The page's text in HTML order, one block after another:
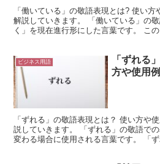
「働いている」の敬語表現とは? 使い
解説していきます。 「働いている」の
く」を現在進行形にした言葉です。 こ
ビジネス用語
「ずれる
方や使用
「ずれる」の敬語表現とは？ 使い方や
説していきます。 「ずれる」の敬語で
変わる場合に使用される言葉です。 「